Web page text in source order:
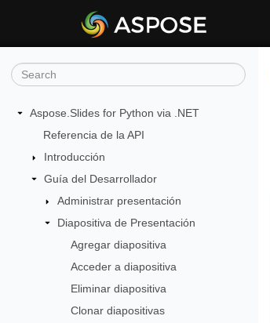
Aspose.Slides for Python via .NET
Referencia de la API
Introducción
Guía del Desarrollador
Administrar presentación
Diapositiva de Presentación
Agregar diapositiva
Acceder a diapositiva
Eliminar diapositiva
Clonar diapositivas